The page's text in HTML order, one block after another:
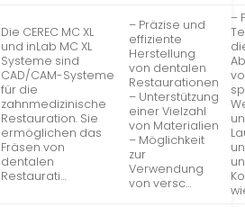
Die CEREC MC XL
und inLab MC XL
Systeme sind
CAD/CAM-Systeme
für die
zahnmedizinische
Restauration. Sie
ermöglichen das
Fräsen von
dentalen
Restaurati…
– Präzise und
effiziente
Herstellung
von dentalen
Restaurationen
– Unterstützung
einer Vielzahl
von Materialien
– Möglichkeit
zur
Verwendung
von versc…
–